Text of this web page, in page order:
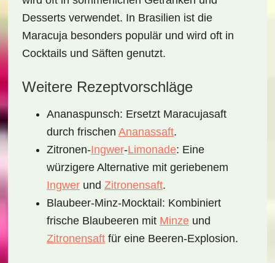
Desserts verwendet. In Brasilien ist die
Maracuja besonders populär und wird oft in
Cocktails und Säften genutzt.
Weitere Rezeptvorschläge
Ananaspunsch: Ersetzt Maracujasaft
durch frischen Ananassaft.
Zitronen-Ingwer-Limonade: Eine
würzigere Alternative mit geriebenem
Ingwerund Zitronensaft.
Blaubeer-Minz-Mocktail: Kombiniert
frische Blaubeeren mit Minzeund
Zitronensaftfür eine Beeren-Explosion.